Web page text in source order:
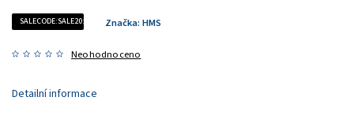
SALECODE:SALE20:20:%
Neohodnoceno
Značka: HMS
Detailní informace